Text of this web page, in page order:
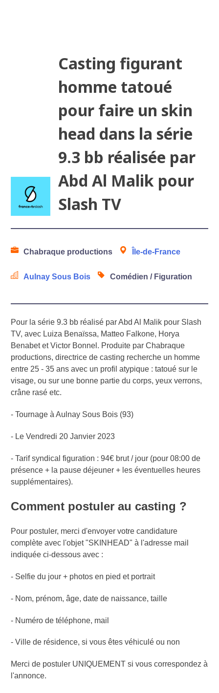
Casting figurant
homme tatoué
pour faire un skin
head dans la série
9.3 bb réalisée par
Abd Al Malik pour
Slash TV
Chabraque productions Île-de-France
Aulnay Sous Bois Comédien / Figuration
Pour la série 9.3 bb réalisé par Abd Al Malik pour Slash
TV, avec Luiza Benaïssa, Matteo Falkone, Horya
Benabet et Victor Bonnel. Produite par Chabraque
productions, directrice de casting recherche un homme
entre 25 - 35 ans avec un profil atypique : tatoué sur le
visage, ou sur une bonne partie du corps, yeux verrons,
crâne rasé etc.
- Tournage à Aulnay Sous Bois (93)
- Le Vendredi 20 Janvier 2023
- Tarif syndical figuration : 94€ brut / jour (pour 08:00 de
présence + la pause déjeuner + les éventuelles heures
supplémentaires).
Comment postuler au casting ?
Pour postuler, merci d'envoyer votre candidature
complète avec l'objet "SKINHEAD" à l'adresse mail
indiquée ci-dessous avec :
- Selfie du jour + photos en pied et portrait
- Nom, prénom, âge, date de naissance, taille
- Numéro de téléphone, mail
- Ville de résidence, si vous êtes véhiculé ou non
Merci de postuler UNIQUEMENT si vous correspondez à
l'annonce.